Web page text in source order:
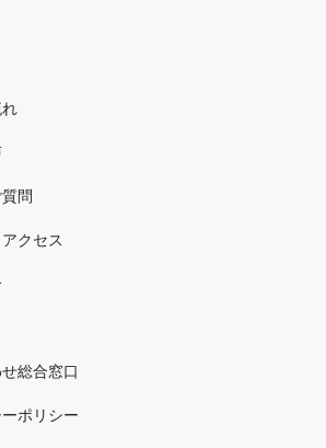
問
クセス
総合窓口
ポリシー